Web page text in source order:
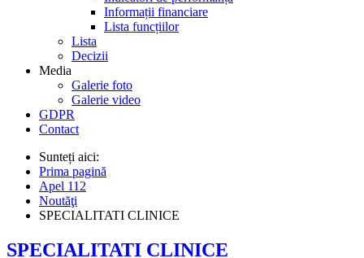
Informații financiare
Lista funcțiilor
Lista
Decizii
Media
Galerie foto
Galerie video
GDPR
Contact
Sunteți aici:
Prima pagină
Apel 112
Noutăţi
SPECIALITATI CLINICE
SPECIALITATI CLINICE